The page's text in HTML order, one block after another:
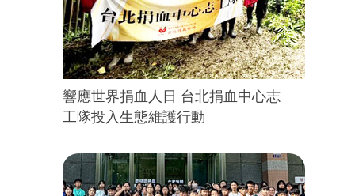
響應世界捐血人日 台北捐血中心志
工隊投入生態維護行動